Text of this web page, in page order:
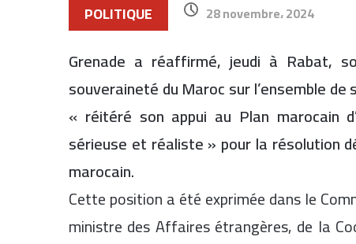
POLITIQUE 28 novembre، 2024
Grenade a réaffirmé, jeudi à Rabat,
souveraineté du Maroc sur l’ensemble
« réitéré son appui au Plan marocain
sérieuse et réaliste » pour la résolution
marocain.
Cette position a été exprimée dans le
ministre des Affaires étrangères, de la